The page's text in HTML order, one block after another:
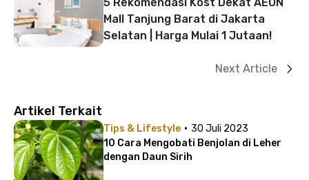
5 Rekomendasi Kost Dekat AEON
Mall Tanjung Barat di Jakarta
Selatan | Harga Mulai 1 Jutaan!
Next Article
Artikel Terkait
Tips & Lifestyle · 30 Juli 2023
10 Cara Mengobati Benjolan di Leher
dengan Daun Sirih